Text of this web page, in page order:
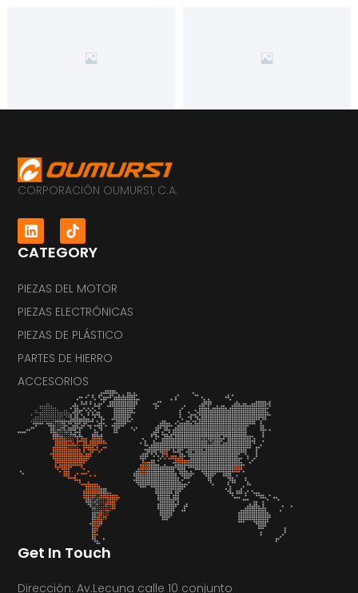
CORPORACIÓN OUMURS1, C.A.
CATEGORY
PIEZAS DEL MOTOR
PIEZAS ELECTRÓNICAS
PIEZAS DE PLÁSTICO
PARTES DE HIERRO
ACCESORIOS
Get In Touch
Dirección: Av.Lecuna calle 10 conjunto